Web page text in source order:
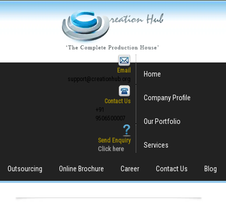
Email
support@creationhub.org
Contact Us
+91
9506500007
Send Enquiry
Click here
Home
Company Profile
Our Portfolio
Services
Outsourcing Online Brochure Career Contact Us Blog